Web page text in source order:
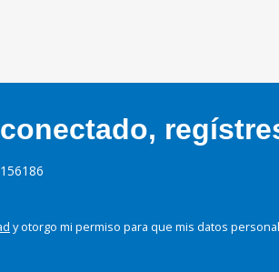
y otorgo mi permiso para que mis datos